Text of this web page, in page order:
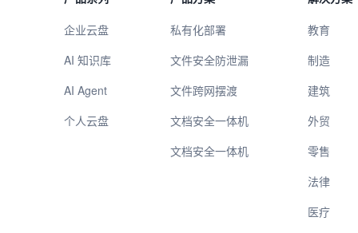
企业云盘
AI 知识库
AI Agent
个人云盘
私有化部署
文件安全防泄漏
文件跨网摆渡
文档安全一体机
文档安全一体机
教育
制造
建筑
外贸
零售
法律
医疗